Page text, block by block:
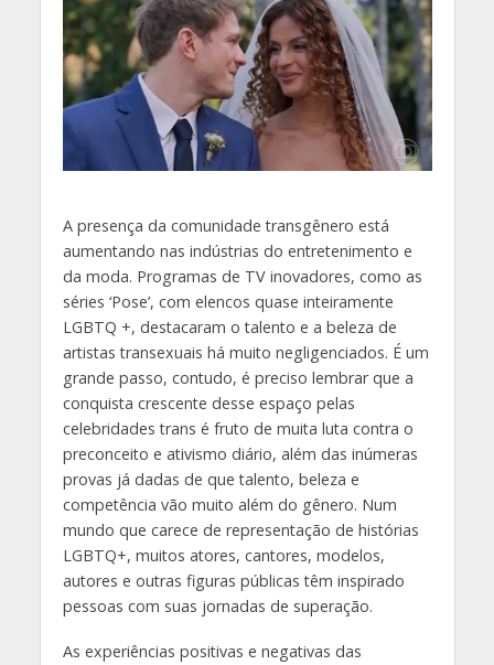
Apresença da comunidade transgênero está
aumentando nas indústrias do entretenimento e
da moda. Programas de TV inovadores, como as
séries ‘Pose’, com elencos quase inteiramente
LGBTQ +, destacaram o talento e a beleza de
artistas transexuais há muito negligenciados. É um
grande passo, contudo, é preciso lembrar que a
conquista crescente desse espaço pelas
celebridades trans é fruto de muita luta contra o
preconceito e ativismo diário, além das inúmeras
provas já dadas de que talento, beleza e
competência vão muito além do gênero. Num
mundo que carece de representação de histórias
LGBTQ+, muitos atores, cantores, modelos,
autores e outras figuras públicas têm inspirado
pessoas com suas jornadas de superação.
As experiências positivas e negativas das